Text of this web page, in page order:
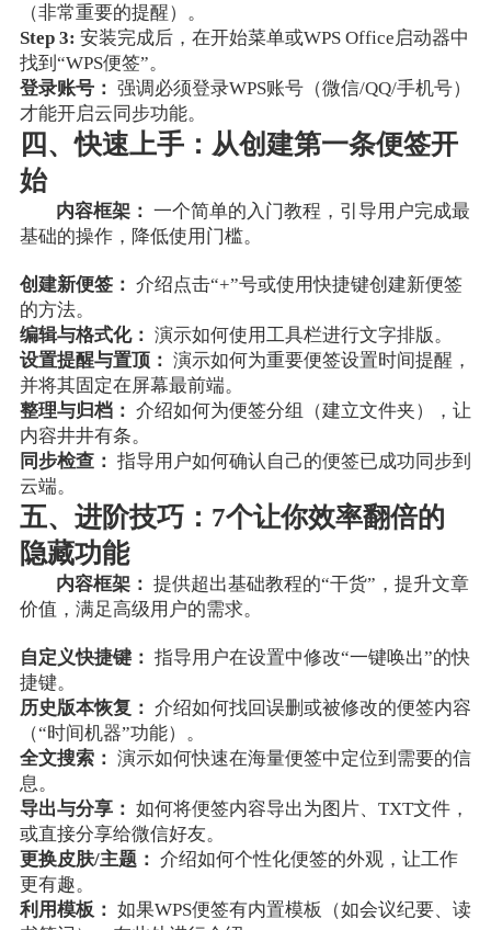
（非常重要的提醒）。
Step 3: 安装完成后，在开始菜单或WPS Office启动器中
找到“WPS便签”。
登录账号： 强调必须登录WPS账号（微信/QQ/手机号）
才能开启云同步功能。
四、快速上手：从创建第一条便签开
始
内容框架： 一个简单的入门教程，引导用户完成最
基础的操作，降低使用门槛。
创建新便签： 介绍点击“+”号或使用快捷键创建新便签
的方法。
编辑与格式化： 演示如何使用工具栏进行文字排版。
设置提醒与置顶： 演示如何为重要便签设置时间提醒，
并将其固定在屏幕最前端。
整理与归档： 介绍如何为便签分组（建立文件夹），让
内容井井有条。
同步检查： 指导用户如何确认自己的便签已成功同步到
云端。
五、进阶技巧：7个让你效率翻倍的
隐藏功能
内容框架： 提供超出基础教程的“干货”，提升文章
价值，满足高级用户的需求。
自定义快捷键： 指导用户在设置中修改“一键唤出”的快
捷键。
历史版本恢复： 介绍如何找回误删或被修改的便签内容
（“时间机器”功能）。
全文搜索： 演示如何快速在海量便签中定位到需要的信
息。
导出与分享： 如何将便签内容导出为图片、TXT文件，
或直接分享给微信好友。
更换皮肤/主题： 介绍如何个性化便签的外观，让工作
更有趣。
利用模板： 如果WPS便签有内置模板（如会议纪要、读